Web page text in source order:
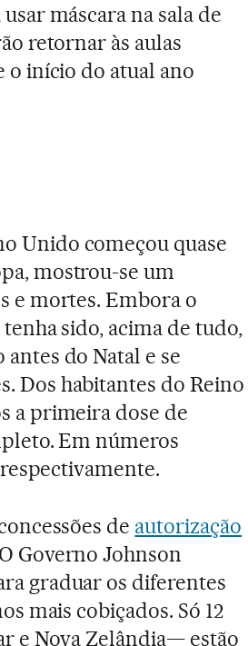
máscara na sala de
retornar às aulas
o início do atual ano
Unido começou quase
mostrou-se um
e mortes. Embora o
sido, acima de tudo,
do Natal e se
Dos habitantes do Reino
a primeira dose de
Em números
de autorização
Governo Johnson
graduar os diferentes
mais cobiçados. Só 12
e Nova Zelândia— estão